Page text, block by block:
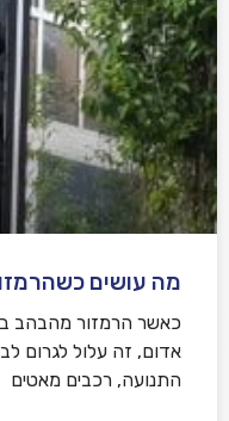
מה עושים
כאשר הרמזור מהבהב
אדום, זה עלול לגרום
התנועה, רכבים מאטים